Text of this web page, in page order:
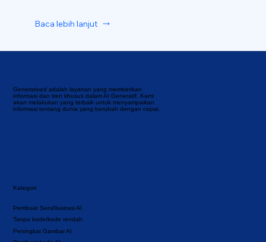
Generatived adalah layanan yang memberikan
informasi dan tren khusus dalam AI Generatif. Kami
akan melakukan yang terbaik untuk menyampaikan
informasi tentang dunia yang berubah dengan cepat.
Kategori
Tanpa kode/kode rendah
Peningkat Gambar AI
Pembuat Seni/Ilustrasi AI
Baca lebih lanjut